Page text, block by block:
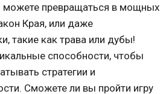
можете превращаться в мощных
Края, или даже
такие как трава или дубы!
способности, чтобы
стратегии и
Сможете ли вы пройти игру